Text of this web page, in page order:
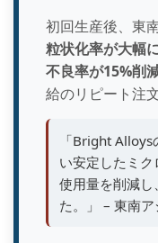
初回生産後、東
粒状化率が大幅
不良率が15%削
給のリピート注
「Bright
い安定したミ
使用量を削減し
た。」 – 東南